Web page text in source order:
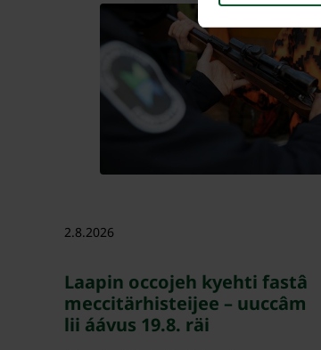
2.8.2026
Laapin occojeh kyehti fastâ
meccitärhisteijee – uuccâm
lii áávus 19.8. räi